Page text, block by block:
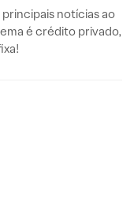
notícias ao
é crédito privado,